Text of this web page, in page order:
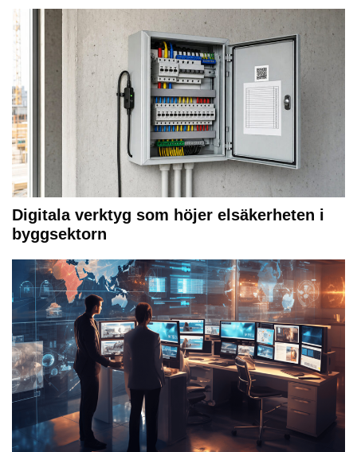
Digitala verktyg som höjer elsäkerheten i
byggsektorn